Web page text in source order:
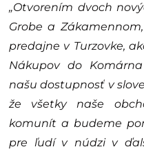
„Otvorením dvoch
Grobe a
predajne v Turzovke,
Nákupov do
našu dostupnosť v
že všetky naše
komunít a budeme
pre ľudí v núdzi v